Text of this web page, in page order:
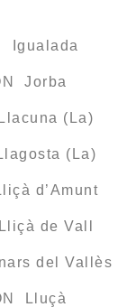
Igualada
Jorba
(La)
(La)
d’Amunt
de Vall
del Vallès
Lluçà